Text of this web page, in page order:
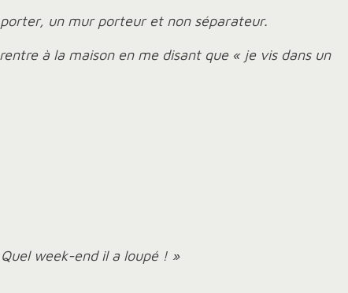
un mur porteur et non séparateur.
à la maison en me disant que « je vis dans un
week-end il a loupé ! »